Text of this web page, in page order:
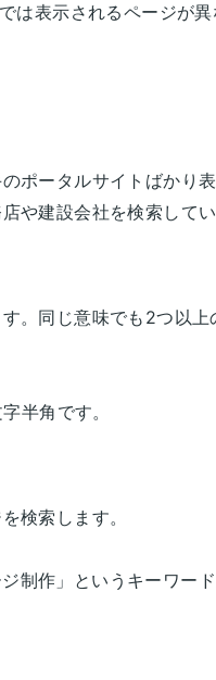
では表示されるページが異
ポータルサイトばかり
や建設会社を検索してい
。同じ意味でも2つ以
半角です。
検索します。
制作」というキーワー